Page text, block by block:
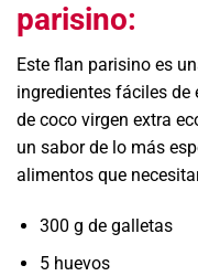
parisino:
Este flan parisino es
ingredientes fáciles de
de coco virgen extra
un sabor de lo más
alimentos que
300 g de galletas
5 huevos